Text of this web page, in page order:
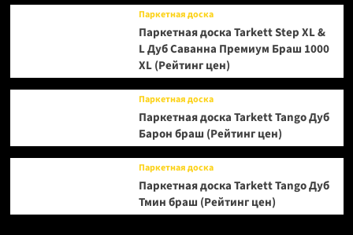
Паркетная доска
Паркетная доска Tarkett Step XL &
L Дуб Саванна Премиум Браш 1000
XL (Рейтинг цен)
Паркетная доска
Паркетная доска Tarkett Tango Дуб
Барон браш (Рейтинг цен)
Паркетная доска
Паркетная доска Tarkett Tango Дуб
Тмин браш (Рейтинг цен)